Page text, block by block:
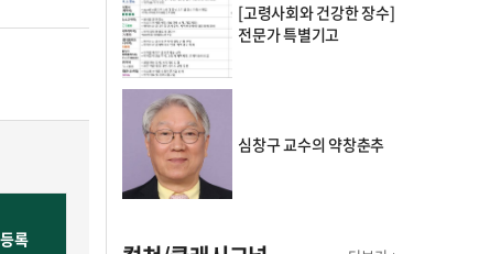
[고령사회와 건강한 장수]
전문가 특별기고
심창구 교수의 약창춘추